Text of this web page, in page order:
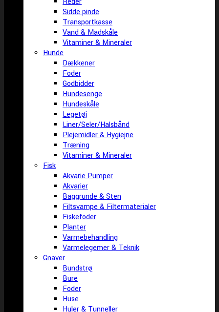
Sidde pinde
Transportkasse
Vand & Madskåle
Vitaminer & Mineraler
Hunde
Dækkener
Foder
Godbidder
Hundesenge
Hundeskåle
Legetøj
Liner/Seler/Halsbånd
Plejemidler & Hygiejne
Træning
Vitaminer & Mineraler
Fisk
Akvarie Pumper
Akvarier
Baggrunde & Sten
Filtsvampe & Filtermaterialer
Fiskefoder
Planter
Varmebehandling
Varmelegemer & Teknik
Gnaver
Bundstrø
Bure
Foder
Huse
Huler & Tunneller